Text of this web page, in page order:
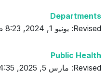
Departments
Revised: يونيو 1, 2024, 8:23 ص
Public Health
Revised: مارس 5, 2025, 4:35 م